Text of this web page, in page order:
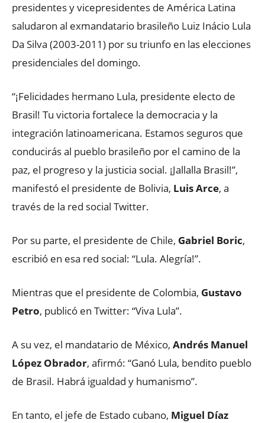
presidentes y vicepresidentes de América Latina
saludaron al exmandatario brasileño Luiz Inácio Lula
Da Silva (2003-2011) por su triunfo en las elecciones
presidenciales del domingo.
“¡Felicidades hermano Lula, presidente electo de
Brasil! Tu victoria fortalece la democracia y la
integración latinoamericana. Estamos seguros que
conducirás al pueblo brasileño por el camino de la
paz, el progreso y la justicia social. ¡Jallalla Brasil!”,
manifestó el presidente de Bolivia, Luis Arce, a
través de la red social Twitter.
Por su parte, el presidente de Chile, Gabriel Boric,
escribió en esa red social: “Lula. Alegría!”.
Mientras que el presidente de Colombia, Gustavo
Petro, publicó en Twitter: “Viva Lula”.
A su vez, el mandatario de México, Andrés Manuel
López Obrador, afirmó: “Ganó Lula, bendito pueblo
de Brasil. Habrá igualdad y humanismo”.
En tanto, el jefe de Estado cubano, Miguel Díaz